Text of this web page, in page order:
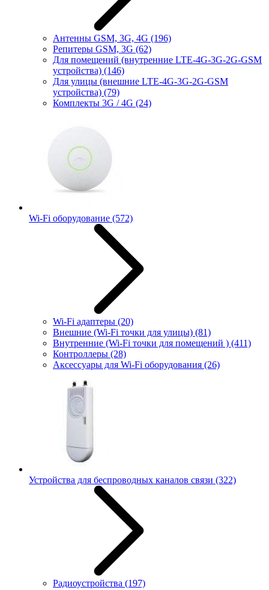
Антенны GSM, 3G, 4G (196)
Репитеры GSM, 3G (62)
Для помещений (внутренние LTE-4G-3G-2G-GSM
устройства) (146)
Для улицы (внешние LTE-4G-3G-2G-GSM
устройства) (79)
Комплекты 3G / 4G (24)
Wi-Fi оборудование (572)
Wi-Fi адаптеры (20)
Внешние (Wi-Fi точки для улицы) (81)
Внутренние (Wi-Fi точки для помещений ) (411)
Контроллеры (28)
Аксессуары для Wi-Fi оборудования (26)
Устройства для беспроводных каналов связи (322)
Радиоустройства (197)